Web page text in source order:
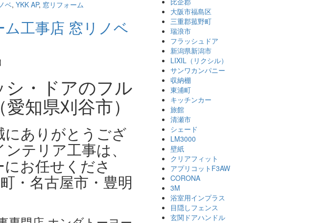
ベ, YKK AP, 窓リフォーム
工事店 窓リノベ
シ・ドアのフル
知県刈谷市）
ありがとうござ
テリア工事は、
お任せくださ
・名古屋市・豊明
大阪市福島区
三重郡菰野町
瑞浪市
フラッシュドア
新潟県新潟市
LIXIL（リクシル）
サンワカンパニー
収納棚
東浦町
キッチンカー
旅館
清瀬市
シェード
LM3000
壁紙
クリアフィット
アプリコットF3AW
CORONA
3M
浴室用インプラス
目隠しフェンス
玄関ドアハンドル